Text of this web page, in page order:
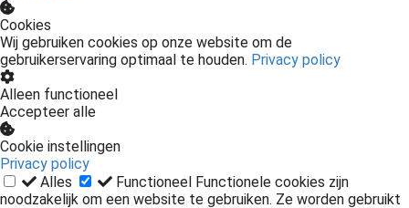
Cookies
Wij gebruiken cookies op onze website om de
gebruikerservaring optimaal te houden. Privacy policy
Alleen functioneel
Accepteer alle
Cookie instellingen
Privacy policy
Alles
Functioneel Functionele cookies zijn
noodzakelijk om een website te gebruiken. Ze worden gebruikt